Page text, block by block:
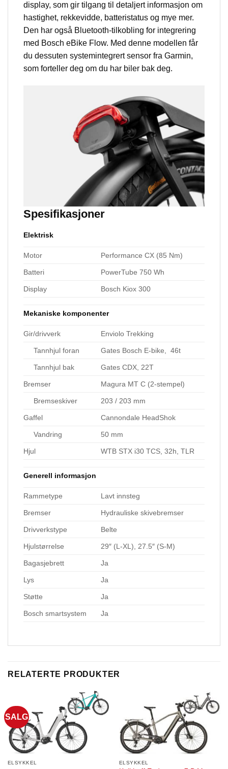
display, som gir tilgang til detaljert informasjon om
hastighet, rekkevidde, batteristatus og mye mer.
Den har også Bluetooth-tilkobling for integrering
med Bosch eBike Flow. Med denne modellen får
du dessuten systemintegrert sensor fra Garmin,
som forteller deg om du har biler bak deg.
Spesifikasjoner
Elektrisk
Motor Performance CX (85 Nm)
Batteri PowerTube 750 Wh
Display Bosch Kiox 300
Mekaniske komponenter
Gir/drivverk Enviolo Trekking
Tannhjul foran Gates Bosch E-bike, 46t
Tannhjul bak Gates CDX, 22T
Bremser Magura MT C (2-stempel)
Bremseskiver 203 / 203 mm
Gaffel Cannondale HeadShok
Vandring 50 mm
Hjul WTB STX i30 TCS, 32h, TLR
Generell informasjon
Rammetype Lavt innsteg
Bremser Hydrauliske skivebremser
Drivverkstype Belte
Hjulstørrelse 29″ (L-XL), 27.5″ (S-M)
Bagasjebrett Ja
Lys Ja
Støtte Ja
Bosch smartsystem Ja
RELATERTE PRODUKTER
SALG
ELSYKKEL ELSYKKEL